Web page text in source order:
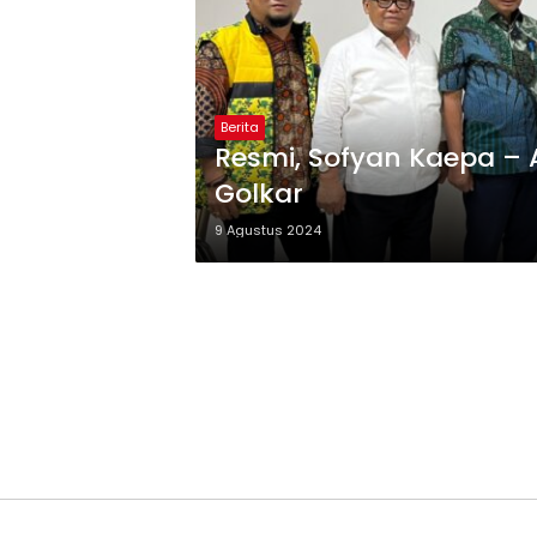
Berita
Resmi, Sofyan Kaepa –
Golkar
9 Agustus 2024